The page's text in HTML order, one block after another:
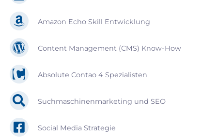
Amazon Echo Skill Entwicklung
Content Management (CMS) Know-How
Absolute Contao 4 Spezialisten
Suchmaschinenmarketing und SEO
Social Media Strategie